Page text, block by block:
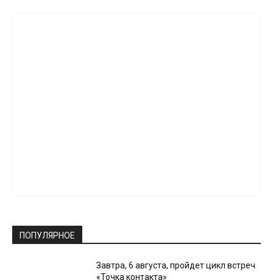
ПОПУЛЯРНОЕ
Завтра, 6 августа, пройдет цикл встреч
«Точка контакта»